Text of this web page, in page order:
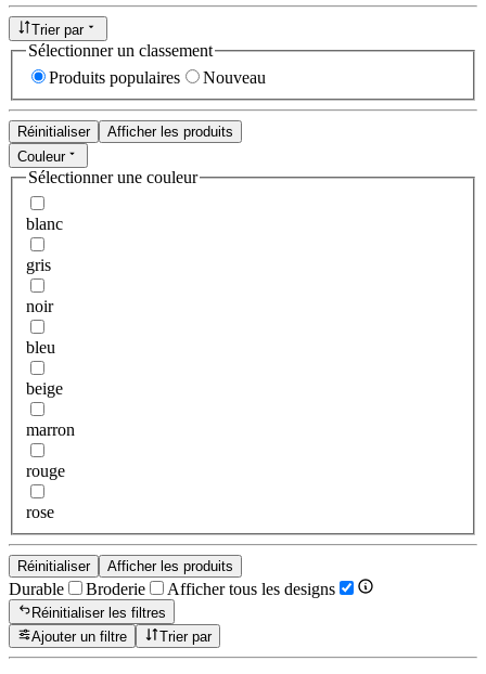
Trier par
Sélectionner un classement
Produits populaires
Nouveau
Réinitialiser
Afficher les produits
Couleur
Sélectionner une couleur
blanc
gris
noir
bleu
beige
marron
rouge
rose
Réinitialiser Afficher les produits
Durable Broderie Afficher tous les designs
Réinitialiser les filtres
Ajouter un filtre
Trier par